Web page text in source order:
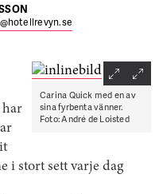
Carina Quick med en av
sina fyrbenta vänner.
Foto: André de Loisted
i stort sett varje dag